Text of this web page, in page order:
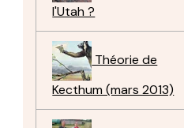
l'Utah ?
Théorie de
Kecthum (mars 2013)